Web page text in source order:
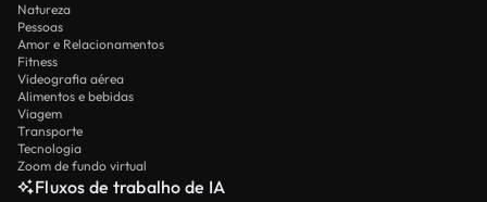
Natureza
Pessoas
Amor e Relacionamentos
Fitness
Videografia aérea
Alimentos e bebidas
Viagem
Transporte
Tecnologia
Zoom de fundo virtual
Fluxos de trabalho de IA